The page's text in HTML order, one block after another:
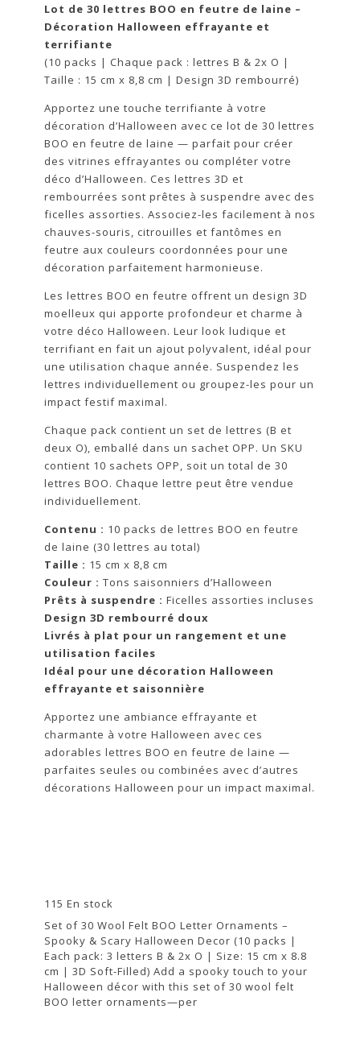
Lot de 30 lettres BOO en feutre de laine –
Décoration Halloween effrayante et
terrifiante
(10 packs | Chaque pack : lettres B & 2x O |
Taille : 15 cm x 8,8 cm | Design 3D rembourré)
Apportez une touche terrifiante à votre
décoration d’Halloween avec ce lot de 30 lettres
BOO en feutre de laine — parfait pour créer
des vitrines effrayantes ou compléter votre
déco d’Halloween. Ces lettres 3D et
rembourrées sont prêtes à suspendre avec des
ficelles assorties. Associez-les facilement à nos
chauves-souris, citrouilles et fantômes en
feutre aux couleurs coordonnées pour une
décoration parfaitement harmonieuse.
Les lettres BOO en feutre offrent un design 3D
moelleux qui apporte profondeur et charme à
votre déco Halloween. Leur look ludique et
terrifiant en fait un ajout polyvalent, idéal pour
une utilisation chaque année. Suspendez les
lettres individuellement ou groupez-les pour un
impact festif maximal.
Chaque pack contient un set de lettres (B et
deux O), emballé dans un sachet OPP. Un SKU
contient 10 sachets OPP, soit un total de 30
lettres BOO. Chaque lettre peut être vendue
individuellement.
Contenu : 10 packs de lettres BOO en feutre
de laine (30 lettres au total)
Taille : 15 cm x 8,8 cm
Couleur : Tons saisonniers d’Halloween
Prêts à suspendre : Ficelles assorties incluses
Design 3D rembourré doux
Livrés à plat pour un rangement et une
utilisation faciles
Idéal pour une décoration Halloween
effrayante et saisonnière
Apportez une ambiance effrayante et
charmante à votre Halloween avec ces
adorables lettres BOO en feutre de laine —
parfaites seules ou combinées avec d’autres
décorations Halloween pour un impact maximal.
115 En stock
Set of 30 Wool Felt BOO Letter Ornaments –
Spooky & Scary Halloween Decor (10 packs |
Each pack: 3 letters B & 2x O | Size: 15 cm x 8.8
cm | 3D Soft-Filled) Add a spooky touch to your
Halloween décor with this set of 30 wool felt
BOO letter ornaments—per